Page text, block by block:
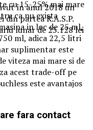
în anul 2018 un
partea R.A.S.P.
lunar de 23.128 lei
cu 15-25% mai mare
ca nu exista
in loc de 25 ml,
ml, adica 22,5 litri
suplimentar este
viteza mai mare si de
acest trade-off pe
este avantajos
fara contact